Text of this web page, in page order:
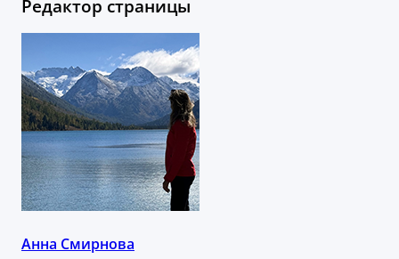
Редактор страницы
Анна Смирнова